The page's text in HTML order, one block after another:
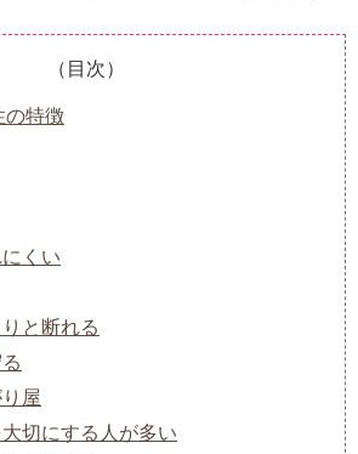
（目次）
の特徴
くい
と断れる
屋
切にする人が多い